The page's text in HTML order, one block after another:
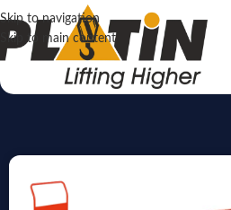
Skip to navigation
Skip to main content